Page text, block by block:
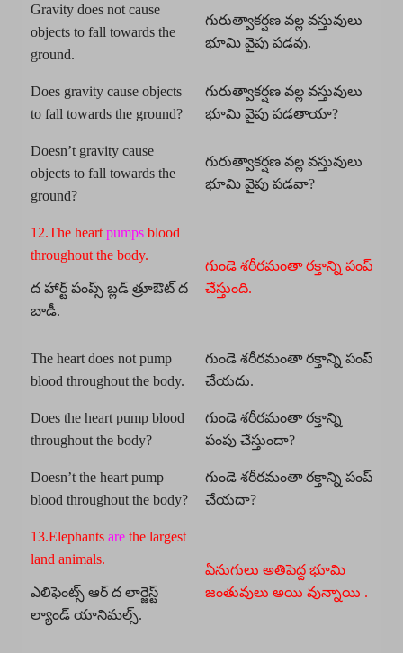
Gravity does not cause
objects to fall towards the
ground.
గురుత్వాకర్షణ వల్ల వస్తువులు
భూమి వైపు పడవు.
Does gravity cause objects
to fall towards the ground?
గురుత్వాకర్షణ వల్ల వస్తువులు
భూమి వైపు పడతాయా?
Doesn’t gravity cause
objects to fall towards the
ground?
గురుత్వాకర్షణ వల్ల వస్తువులు
భూమి వైపు పడవా?
12.The heart pumpsblood
throughout the body.
ద హార్ట్ పంప్స్ బ్లడ్ త్రూఔట్ ద
బాడీ.
గుండె శరీరమంతా రక్తాన్ని పంప్
చేస్తుంది.
The heart does not pump
blood throughout the body.
గుండె శరీరమంతా రక్తాన్ని పంప్
చేయదు.
Does the heart pump blood
throughout the body?
గుండె శరీరమంతా రక్తాన్ని
పంపు చేస్తుందా?
Doesn’t the heart pump
blood throughout the body?
గుండె శరీరమంతా రక్తాన్ని పంప్
చేయదా?
13.Elephants arethe largest
land animals.
ఎలిఫెంట్స్ ఆర్ ద లార్జెస్ట్
ల్యాండ్ యానిమల్స్.
ఏనుగులు అతిపెద్ద భూమి
జంతువులు అయి వున్నాయి .